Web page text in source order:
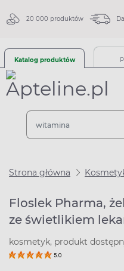
20 000 produktów
Katalog produktów
Strona główna
Floslek Pharma,
ze świetlikiem
kosmetyk, produkt
5.0